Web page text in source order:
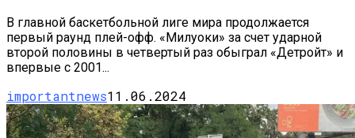
В главной баскетбольной лиге мира продолжается
первый раунд плей-офф. «Милуоки» за счет ударной
второй половины в четвертый раз обыграл «Детройт» и
впервые с 2001...
importantnews11.06.2024